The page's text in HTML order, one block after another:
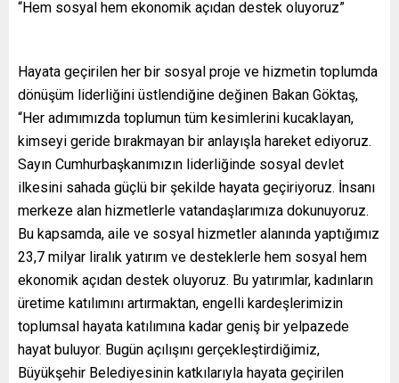
“Hem sosyal hem ekonomik açıdan destek oluyoruz”
Hayata geçirilen her bir sosyal proje ve hizmetin toplumda
dönüşüm liderliğini üstlendiğine değinen Bakan Göktaş,
“Her adımımızda toplumun tüm kesimlerini kucaklayan,
kimseyi geride bırakmayan bir anlayışla hareket ediyoruz.
Sayın Cumhurbaşkanımızın liderliğinde sosyal devlet
ilkesini sahada güçlü bir şekilde hayata geçiriyoruz. İnsanı
merkeze alan hizmetlerle vatandaşlarımıza dokunuyoruz.
Bu kapsamda, aile ve sosyal hizmetler alanında yaptığımız
23,7 milyar liralık yatırım ve desteklerle hem sosyal hem
ekonomik açıdan destek oluyoruz. Bu yatırımlar, kadınların
üretime katılımını artırmaktan, engelli kardeşlerimizin
toplumsal hayata katılımına kadar geniş bir yelpazede
hayat buluyor. Bugün açılışını gerçekleştirdiğimiz,
Büyükşehir Belediyesinin katkılarıyla hayata geçirilen